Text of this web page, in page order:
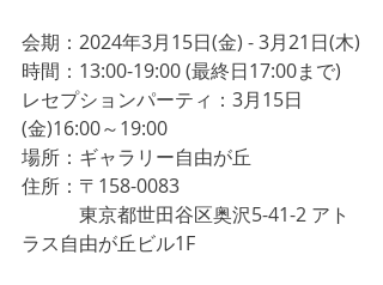
会期：2024年3月15日(金) - 3月21日(木)
時間：13:00-19:00 (最終日17:00まで)
レセプションパーティ：3月15日
(金)16:00～19:00
場所：ギャラリー自由が丘
住所：〒158-0083
東京都世田谷区奥沢5-41-2 アト
ラス自由が丘ビル1F